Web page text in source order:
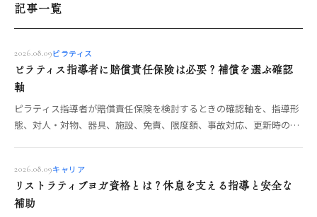
記事一覧
2026.08.09ピラティス
ピラティス指導者に賠償責任保険は必要？補償を選ぶ確認
軸
ピラティス指導者が賠償責任保険を検討するときの確認軸を、指導形
態、対人・対物、器具、施設、免責、限度額、事故対応、更新時の見
2026.08.09キャリア
リストラティブヨガ資格とは？休息を支える指導と安全な
補助